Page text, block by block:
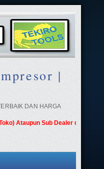
|
DAN HARGA
Sub Dealer di Berbagai Kota